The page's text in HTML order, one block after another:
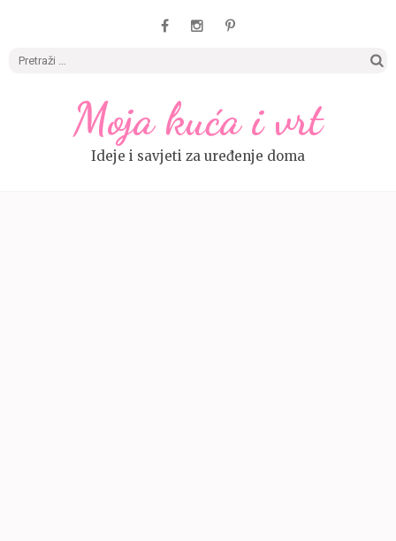
Moja kuća i vrt
Ideje i savjeti za uređenje doma